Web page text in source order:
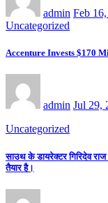
admin Feb
Uncategorized
Accenture Invests $170
admin Jul 29,
Uncategorized
साउथ के डायरेक्टर गिरिदेव राज
तैयार है।